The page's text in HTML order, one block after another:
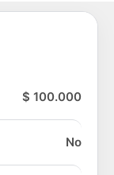
$ 100.000
No